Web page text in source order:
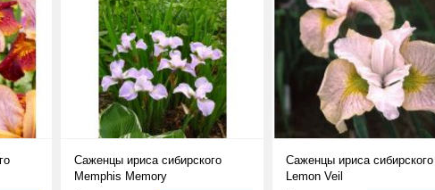
Саженцы ириса сибирского
Memphis Memory
Саженцы ириса сибирского
Lemon Veil